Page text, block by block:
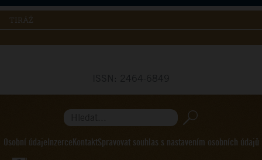
TIRÁŽ
Hledat...
Osobní údajeInzerceKontaktSpravovat souhlas s nastavením osobních údajů